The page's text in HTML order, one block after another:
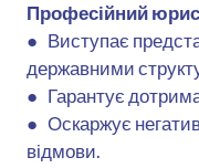
Професійний
● Виступає
державними
● Гарантує
● Оскаржує
відмови.